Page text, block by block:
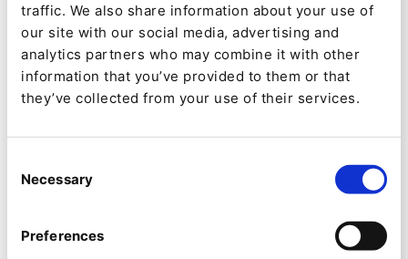
traffic. We also share information about your use of
our site with our social media, advertising and
analytics partners who may combine it with other
information that you’ve provided to them or that
they’ve collected from your use of their services.
Selection
Necessary
Preferences
weitergeleitet. Dort erstellen wir ein neues
Benachrichtigungsobjekt für das
Dashboard.
Aktion: